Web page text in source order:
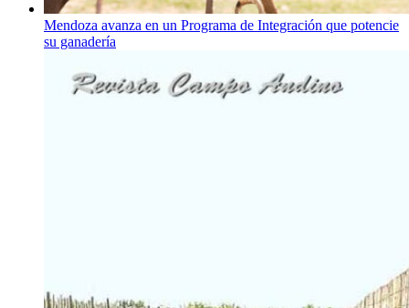
Mendoza avanza en un Programa de Integración que potencie
su ganadería